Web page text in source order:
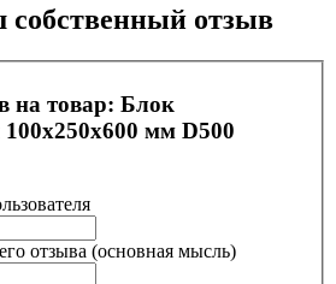
отзыв
на товар: Блок
мм D500
отзыва (основная мысль)